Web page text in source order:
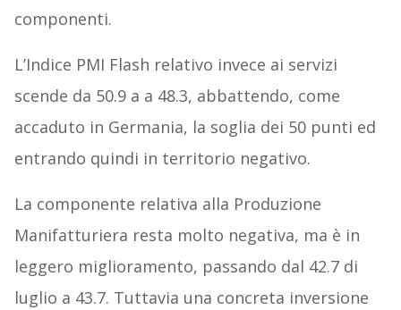
componenti.
L’Indice PMI Flash relativo invece ai servizi
scende da 50.9 a a 48.3, abbattendo, come
accaduto in Germania, la soglia dei 50 punti ed
entrando quindi in territorio negativo.
La componente relativa alla Produzione
Manifatturiera resta molto negativa, ma è in
leggero miglioramento, passando dal 42.7 di
luglio a 43.7. Tuttavia una concreta inversione